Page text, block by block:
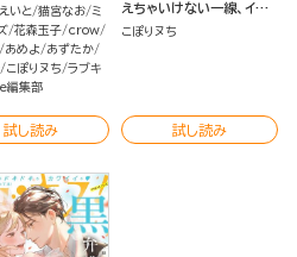
いと 猫宮なお ミ
花森玉子 crow
あめよ
あずたか
こぽりヌち ラブキ
編集部
試し読み
えちゃいけない一線、イっ
ちゃって…（分冊版）
こぽりヌち
試し読み